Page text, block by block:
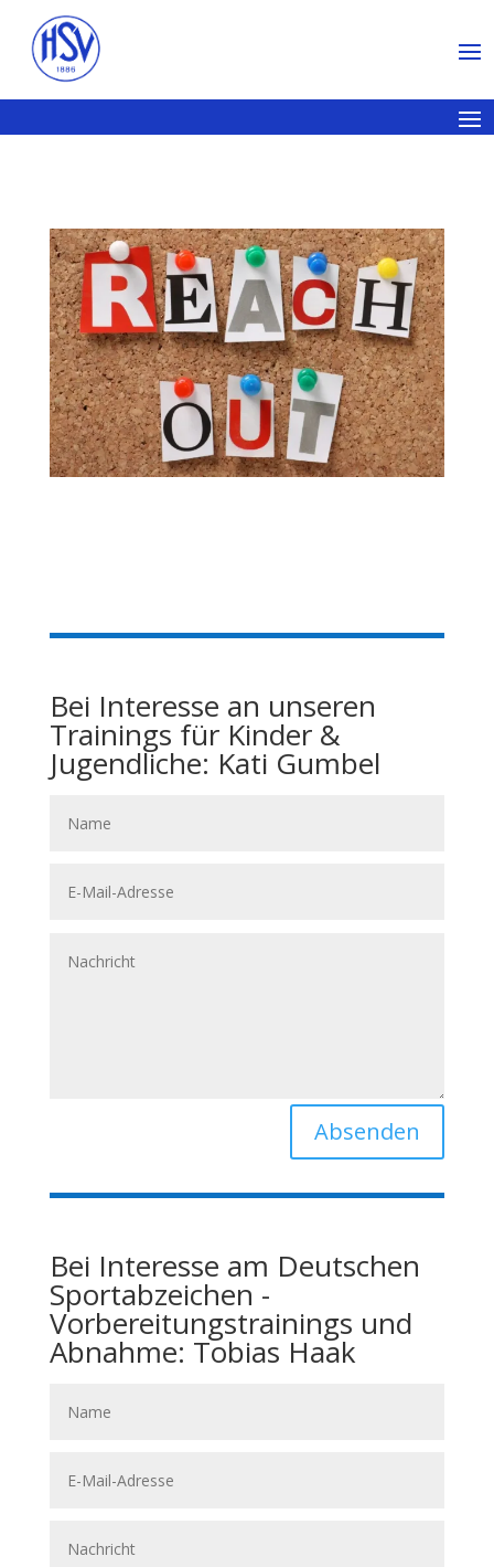
Bei Interesse an unseren
Trainings für Kinder &
Jugendliche: Kati Gumbel
Absenden
Bei Interesse am Deutschen
Sportabzeichen -
Vorbereitungstrainings und
Abnahme: Tobias Haak